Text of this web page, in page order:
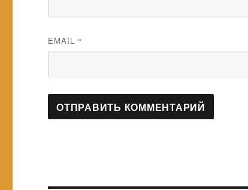
EMAIL *